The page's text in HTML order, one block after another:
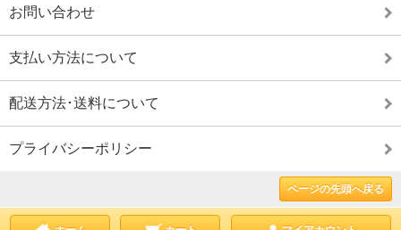
お問い合わせ
支払い方法について
配送方法･送料について
プライバシーポリシー
ページの先頭へ戻る